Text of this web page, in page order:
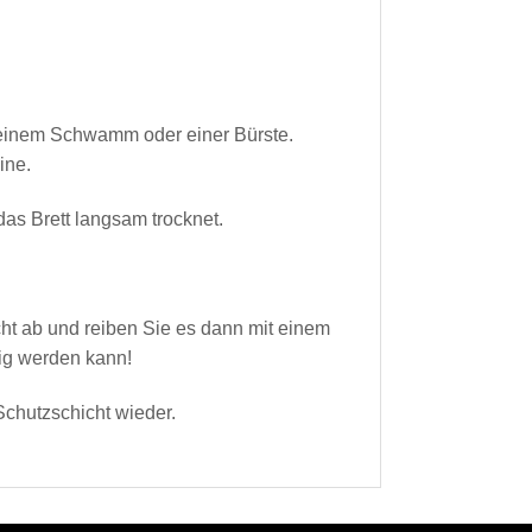
Schwamm oder einer Bürste.
Brett langsam trocknet.
ab und reiben Sie es dann mit einem
werden kann!
wieder.